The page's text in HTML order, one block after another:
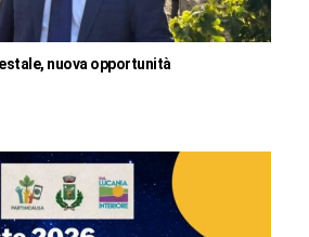
nuova opportunità